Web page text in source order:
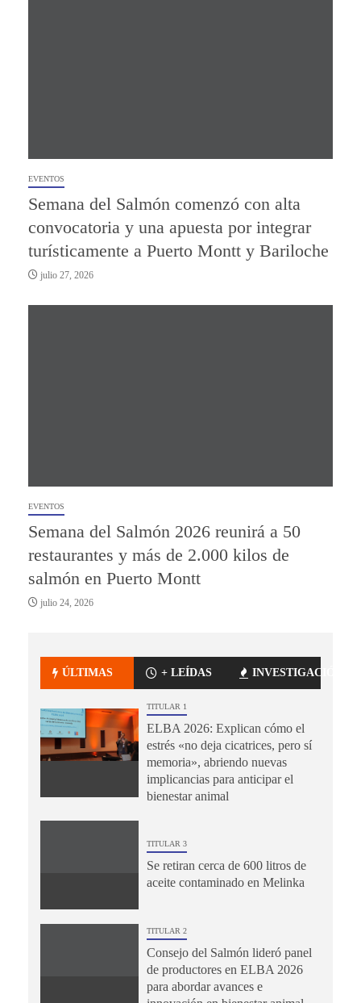
EVENTOS
Semana del Salmón comenzó con alta
convocatoria y una apuesta por integrar
turísticamente a Puerto Montt y Bariloche
julio 27, 2026
EVENTOS
Semana del Salmón 2026 reunirá a 50
restaurantes y más de 2.000 kilos de
salmón en Puerto Montt
julio 24, 2026
ÚLTIMAS + LEÍDAS INVESTIGACIÓN
TITULAR 1
ELBA 2026: Explican cómo el
estrés «no deja cicatrices, pero sí
memoria», abriendo nuevas
implicancias para anticipar el
bienestar animal
TITULAR 3
Se retiran cerca de 600 litros de
aceite contaminado en Melinka
TITULAR 2
Consejo del Salmón lideró panel
de productores en ELBA 2026
para abordar avances e